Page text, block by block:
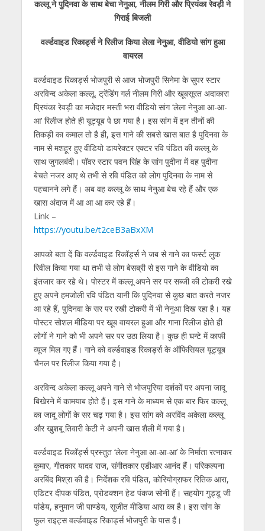
at
s
A
p
p
e
b
o
o
k
itt
er
e
gr
a
m
ss
e
n
g
er
k
e
dI
n
ai
l
ar
e
कल्लू ने पुदिनवा के साथ बेचा नेनुआ, नीलम गिरी और प्रियंका रेवड़ी ने
गिराई बिजली
वर्ल्डवाइड रिकार्ड्स ने रिलीज किया लेला नेनुआ, वीडियो सांग हुआ
वायरल
वर्ल्डवाइड रिकार्ड्स भोजपुरी से आज भोजपुरी सिनेमा के सुपर स्टार
अरविन्द अकेला कल्लू, ट्रेंडिंग गर्ल नीलम गिरी और खूबसूरत अदाकारा
प्रियंका रेवड़ी का मजेदार मस्ती भरा वीडियो सांग ‘लेला नेनुआ आ-आ-
आ’ रिलीज होते ही यूट्यूब पे छा गया है। इस सांग में इन तीनों की
तिकड़ी का कमाल तो है ही, इस गाने की सबसे खास बात है पुदिनवा के
नाम से मशहूर हुए वीडियो डायरेक्टर एक्टर रवि पंडित की कल्लू के
साथ जुगलबंदी। पॉवर स्टार पवन सिंह के सांग पुदीना में वह पुदीना
बेचते नजर आए थे तभी से रवि पंडित को लोग पुदिनवा के नाम से
पहचानने लगे हैं। अब वह कल्लू के साथ नेनुआ बेच रहे हैं और एक
खास अंदाज में आ आ आ कर रहे हैं।
Link –
https://youtu.be/t2ceB3aBxXM
आपको बता दें कि वर्ल्डवाइड रिकॉर्ड्स ने जब से गाने का फर्स्ट लुक
रिवील किया गया था तभी से लोग बेसब्री से इस गाने के वीडियो का
इंतजार कर रहे थे। पोस्टर में कल्लू अपने सर पर सब्जी की टोकरी रखे
हुए अपने हमजोली रवि पंडित यानी कि पुदिनवा से कुछ बात करते नजर
आ रहे हैं, पुदिनवा के सर पर रखी टोकरी में भी नेनुआ दिख रहा है। यह
पोस्टर सोशल मीडिया पर खूब वायरल हुआ और गाना रिलीज होते ही
लोगों ने गाने को भी अपने सर पर उठा लिया है। कुछ ही घन्टे में काफी
व्यूज मिल गए हैं। गाने को वर्ल्डवाइड रिकार्ड्स के ऑफिसियल यूट्यूब
चैनल पर रिलीज किया गया है।
अरविन्द अकेला कल्लू अपने गाने से भोजपुरिया दर्शकों पर अपना जादू
बिखेरने में कामयाब होते हैं। इस गाने के माध्यम से एक बार फिर कल्लू
का जादू लोगों के सर चढ़ गया है। इस सांग को अरविंद अकेला कल्लू
और खुशबू तिवारी केटी ने अपनी खास शैली में गया है।
वर्ल्डवाइड रिकॉर्ड्स प्रस्तुत ‘लेला नेनुआ आ-आ-आ’ के निर्माता रत्नाकर
कुमार, गीतकार यादव राज, संगीतकार एडीआर आनंद हैं। परिकल्पना
अरबिंद मिश्रा की है। निर्देशक रवि पंडित, कोरियोग्राफर रितिक आरा,
एडिटर दीपक पंडित, प्रोडक्शन हेड पंकज सोनी हैं। सहयोग गुड्डू जी
पांडेय, हनुमान जी पाण्डेय, सुजीत मीडिया आरा का है। इस सांग के
फुल राइट्स वर्ल्डवाइड रिकार्ड्स भोजपुरी के पास हैं।